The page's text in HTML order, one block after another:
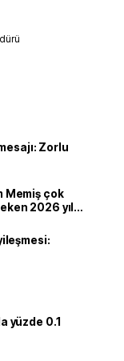
Zorlu
Memiş çok
2026 yıl
yüzde 0.1